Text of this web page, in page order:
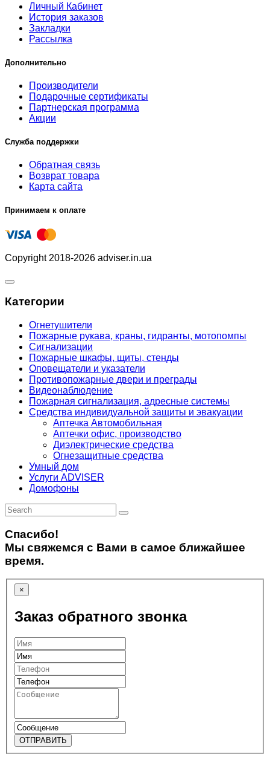
Личный Кабинет
История заказов
Закладки
Рассылка
Дополнительно
Производители
Подарочные сертификаты
Партнерская программа
Акции
Служба поддержки
Обратная связь
Возврат товара
Карта сайта
Принимаем к оплате
Copyright 2018-2026 adviser.in.ua
Категории
Огнетушители
Пожарные рукава, краны, гидранты, мотопомпы
Сигнализации
Пожарные шкафы, щиты, стенды
Оповещатели и указатели
Противопожарные двери и преграды
Видеонаблюдение
Пожарная сигнализация, адресные системы
Средства индивидуальной защиты и эвакуации
Аптечка Автомобильная
Аптечки офис, производство
Диэлектрические средства
Огнезащитные средства
Умный дом
Услуги ADVISER
Домофоны
Спасибо!
Мы свяжемся с Вами в самое ближайшее
время.
×
Заказ обратного звонка
ОТПРАВИТЬ